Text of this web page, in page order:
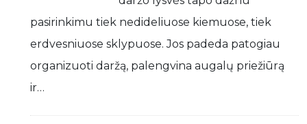
pasirinkimu tiek nedideliuose kiemuose, tiek
erdvesniuose sklypuose. Jos padeda patogiau
organizuoti daržą, palengvina augalų priežiūrą
ir…